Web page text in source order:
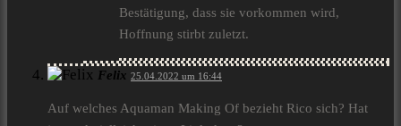
Bestätigung, dass sie vorkommen wird,
Hoffnung stirbt zuletzt.
Felix 25.04.2022 um 16:44
Auf welches Aquaman Making Of bezieht Rico sich? Hat